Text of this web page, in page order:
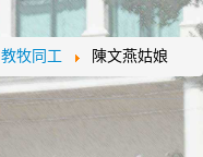
教牧同工 陳文燕姑娘